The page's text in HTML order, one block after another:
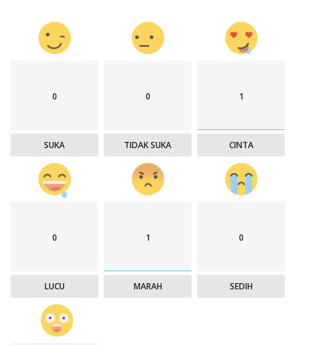
0
SUKA
0
TIDAK SUKA
1
CINTA
0
LUCU
1
MARAH
0
SEDIH